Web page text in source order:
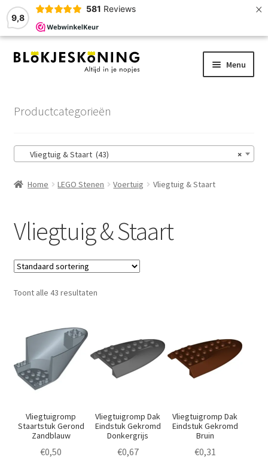
9,8
581 Reviews ×
Ga
Ga
Menu
Winkelmand
Afrekenen
Account
Productcategorieën
×
Vliegtuig & Staart (43)
Home LEGO Stenen Voertuig Vliegtuig & Staart
Vliegtuig & Staart
Toont alle 43 resultaten
Vliegtuigromp
Staartstuk Gerond
Zandblauw
€0,50
Vliegtuigromp Dak
Eindstuk Gekromd
Donkergrijs
€0,67
Vliegtuigromp Dak
Eindstuk Gekromd
Bruin
€0,31